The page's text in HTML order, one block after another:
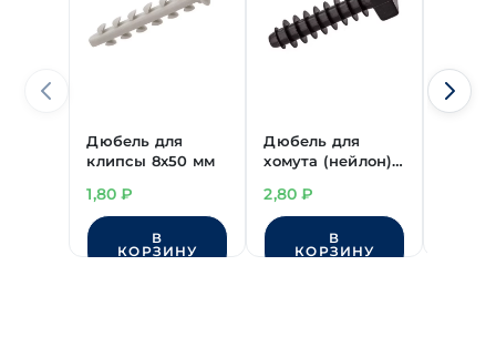
Дюбель для
клипсы 8х50 мм
1,80₽
В
КОРЗИНУ
Дюбель для
хомута (нейлон)
2,80₽
В
КОРЗИНУ